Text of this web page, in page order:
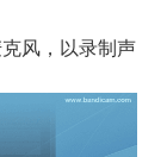
风，以录制声